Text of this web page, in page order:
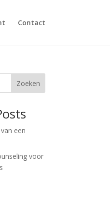
Contact
Zoeken
een
voor